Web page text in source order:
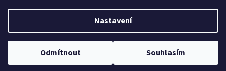
Nastavení
Odmítnout Souhlasím
Copyright 2026dobralahev.cz. Všechna práva vyhrazena.Upravit